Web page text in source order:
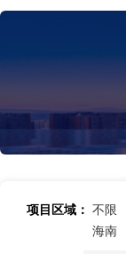
项目区域： 不限
海南